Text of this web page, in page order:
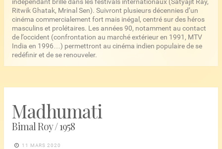
Ritwik Ghatak, Mrinal Sen). Suivront plusieurs décennies d’un
cinéma commercialement fort mais inégal, centré sur des héros
masculins et prolétaires. Les années 90, notamment au contact
de l’occident (confrontation au marché extérieur en 1991, MTV
India en 1996…) permettront au cinéma indien populaire de se
redéfinir et de se renouveler.
Madhumati
Bimal Roy / 1958
11 MARS 2020